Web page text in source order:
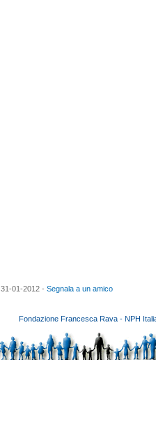
31-01-2012 - Segnala a un amico
Fondazione Francesca Rava - NPH